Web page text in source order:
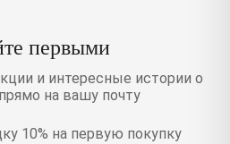
первыми
и интересные истории о
на вашу почту
10% на первую покупку